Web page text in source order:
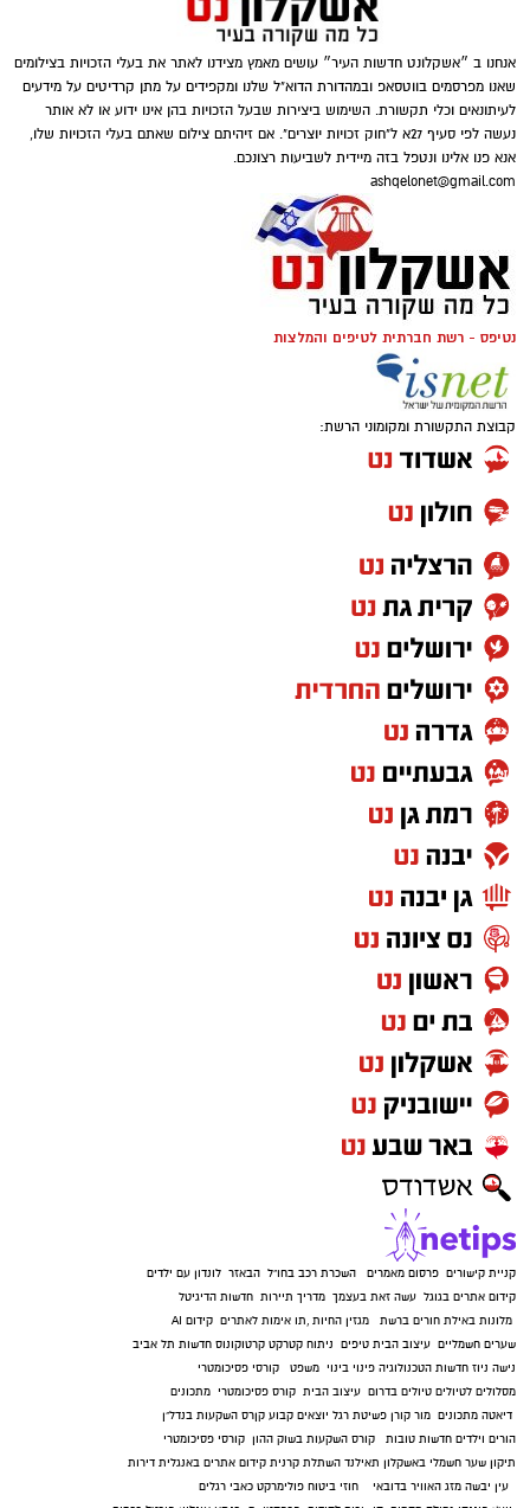
אנחנו ב ״אשקלונט חדשות העיר״ עושים מאמץ מצידנו לאתר את בעלי הזכויות בצילומים
שאנו מפרסמים בווטסאפ ובמהדורת הדוא"ל שלנו ומקפידים על מתן קרדיטים על מידעים
לעיתונאים וכלי תקשורת. השימוש ביצירות שבעל הזכויות בהן אינו ידוע או לא אותר
נעשה לפי סעיף 27א ל"חוק זכויות יוצרים". אם זיהיתם צילום שאתם בעלי הזכויות שלו,
אנא פנו אלינו ונטפל בזה מיידית לשביעות רצונכם.
ashqelonet@gmail.com
נטיפס - רשת חברתית לטיפים והמלצות
קבוצת התקשורת ומקומוני הרשת:
קניית קישורים פרסום מאמרים השכרת רכב בחו"ל הבאזר לונדון עם ילדים
קידום אתרים בגוגל עשה זאת בעצמך מדריך תיירות חדשות הדיגיטל
מלונות באילת חורים ברשת מגזין החיות ,תו אימות לאתרים קידום AI
שערים חשמליים עיצוב הבית טיפים ניתוח קטרקט קרטוקונוס חדשות תל אביב
נישה ניוז חדשות הטכנולוגיה פינוי בינוי משפט
קורסי פסיכומטרי
מסלולים לטיולים טיולים בדרום עיצוב הבית קורס פסיכומטרי מתכונים
דיאטה מתכונים מור קורן פשיטת רגל יוצאים קבוע קןרס השקעות בנדל"ן
הורים וילדים חדשות טובות קורס השקעות בשוק ההון קורסי פסיכומטרי
תיקון שער חשמלי באשקלון תאילנד השתלת קרנית קידום אתרים באנגלית דירות
עין יבשה מזג האוויר בדובאי חוזי ביטוח פולימרקט כאבי רגלים